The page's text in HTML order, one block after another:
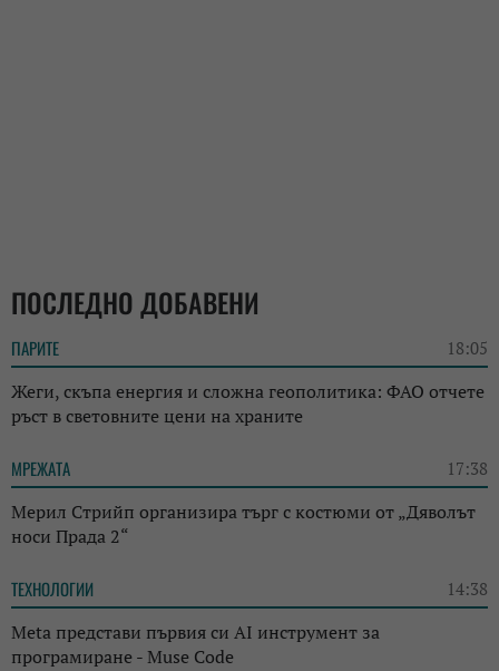
ПОСЛЕДНО ДОБАВЕНИ
ПАРИТЕ 18:05
Жеги, скъпа енергия и сложна геополитика: ФАО отчете
ръст в световните цени на храните
МРЕЖАТА 17:38
Мерил Стрийп организира търг с костюми от „Дяволът
носи Прада 2“
ТЕХНОЛОГИИ 14:38
Meta представи първия си AI инструмент за
програмиране - Muse Code